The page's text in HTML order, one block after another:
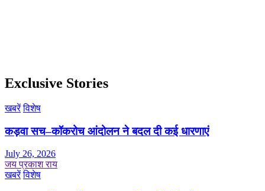
Exclusive Stories
खबरें विशेष
कड़वा सच–कॉकरोच आंदोलन ने बदल दी कई धारणाएं
July 26, 2026
जय प्रकाश राय
खबरें विशेष